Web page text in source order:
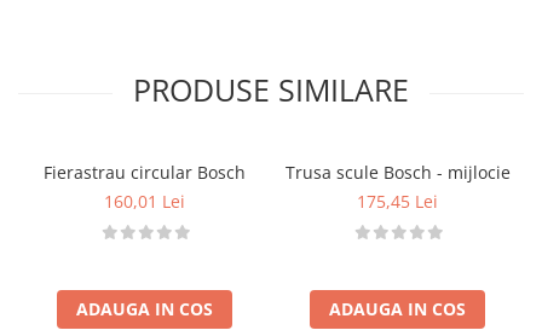
• Greutate: 160 g
• Nu este recomandat copiilor sub 3 ani
• Conține piese mici — pericol de înghițire
• A se utiliza sub supravegherea unui adult
• Îndepărtați ambalajul înainte de utilizare
PRODUSE SIMILARE
Fierastrau circular Bosch
160,01 Lei
ADAUGA IN COS
Trusa scule Bosch - mijlocie
175,45 Lei
ADAUGA IN COS